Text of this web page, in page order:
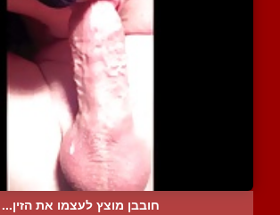
חובבן מוצץ לעצמו את הזין...